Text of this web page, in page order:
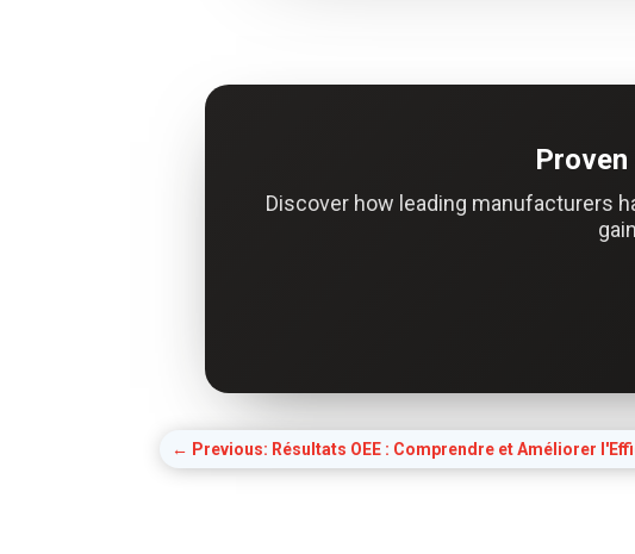
Discover how leading manufacturers
← Previous: Résultats OEE : Comprendre et Améliorer